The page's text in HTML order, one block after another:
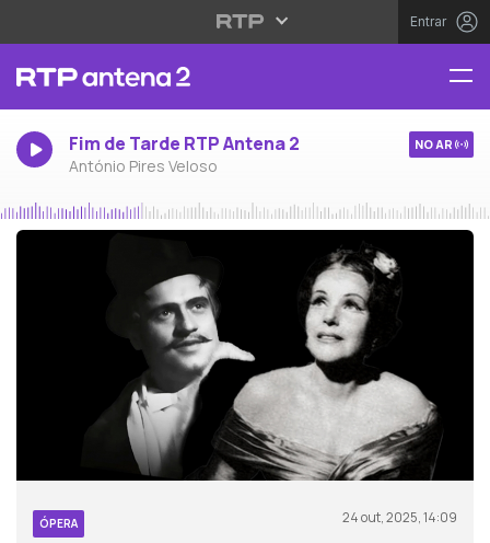
Entrar
Fim de Tarde RTP Antena 2
António Pires Veloso
NO AR
ÓPERA 24 out, 2025, 14:09